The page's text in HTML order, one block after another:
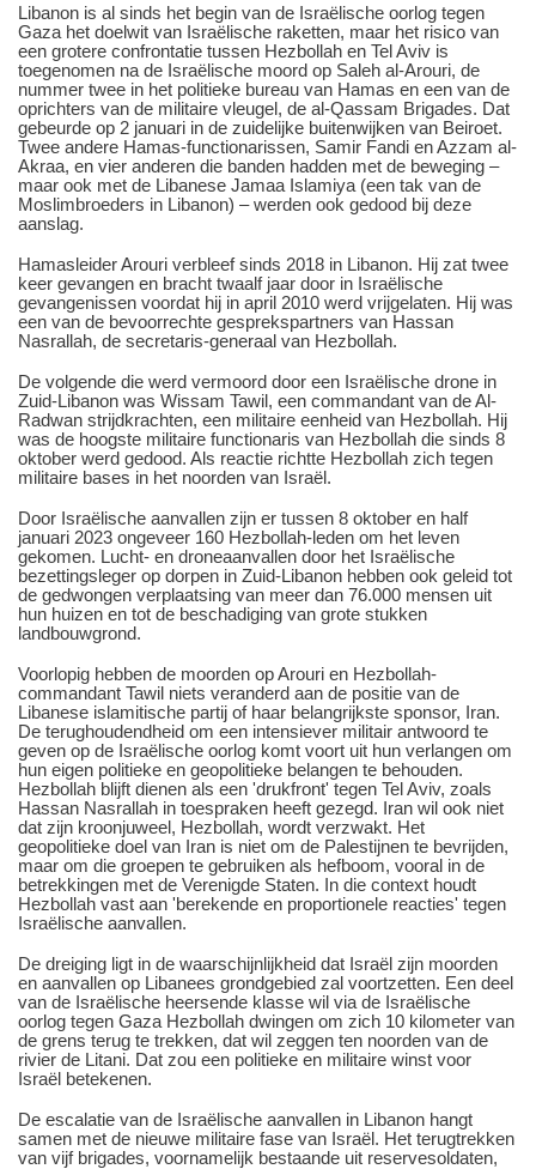
Libanon is al sinds het begin van de Israëlische oorlog tegen
Gaza het doelwit van Israëlische raketten, maar het risico van
een grotere confrontatie tussen Hezbollah en Tel Aviv is
toegenomen na de Israëlische moord op Saleh al-Arouri, de
nummer twee in het politieke bureau van Hamas en een van de
oprichters van de militaire vleugel, de al-Qassam Brigades. Dat
gebeurde op 2 januari in de zuidelijke buitenwijken van Beiroet.
Twee andere Hamas-functionarissen, Samir Fandi en Azzam al-
Akraa, en vier anderen die banden hadden met de beweging ‒
maar ook met de Libanese Jamaa Islamiya (een tak van de
Moslimbroeders in Libanon) ‒ werden ook gedood bij deze
aanslag.
Hamasleider Arouri verbleef sinds 2018 in Libanon. Hij zat twee
keer gevangen en bracht twaalf jaar door in Israëlische
gevangenissen voordat hij in april 2010 werd vrijgelaten. Hij was
een van de bevoorrechte gesprekspartners van Hassan
Nasrallah, de secretaris-generaal van Hezbollah.
De volgende die werd vermoord door een Israëlische drone in
Zuid-Libanon was Wissam Tawil, een commandant van de Al-
Radwan strijdkrachten, een militaire eenheid van Hezbollah. Hij
was de hoogste militaire functionaris van Hezbollah die sinds 8
oktober werd gedood. Als reactie richtte Hezbollah zich tegen
militaire bases in het noorden van Israël.
Door Israëlische aanvallen zijn er tussen 8 oktober en half
januari 2023 ongeveer 160 Hezbollah-leden om het leven
gekomen. Lucht- en droneaanvallen door het Israëlische
bezettingsleger op dorpen in Zuid-Libanon hebben ook geleid tot
de gedwongen verplaatsing van meer dan 76.000 mensen uit
hun huizen en tot de beschadiging van grote stukken
landbouwgrond.
Voorlopig hebben de moorden op Arouri en Hezbollah-
commandant Tawil niets veranderd aan de positie van de
Libanese islamitische partij of haar belangrijkste sponsor, Iran.
De terughoudendheid om een intensiever militair antwoord te
geven op de Israëlische oorlog komt voort uit hun verlangen om
hun eigen politieke en geopolitieke belangen te behouden.
Hezbollah blijft dienen als een 'drukfront' tegen Tel Aviv, zoals
Hassan Nasrallah in toespraken heeft gezegd. Iran wil ook niet
dat zijn kroonjuweel, Hezbollah, wordt verzwakt. Het
geopolitieke doel van Iran is niet om de Palestijnen te bevrijden,
maar om die groepen te gebruiken als hefboom, vooral in de
betrekkingen met de Verenigde Staten. In die context houdt
Hezbollah vast aan 'berekende en proportionele reacties' tegen
Israëlische aanvallen.
De dreiging ligt in de waarschijnlijkheid dat Israël zijn moorden
en aanvallen op Libanees grondgebied zal voortzetten. Een deel
van de Israëlische heersende klasse wil via de Israëlische
oorlog tegen Gaza Hezbollah dwingen om zich 10 kilometer van
de grens terug te trekken, dat wil zeggen ten noorden van de
rivier de Litani. Dat zou een politieke en militaire winst voor
Israël betekenen.
De escalatie van de Israëlische aanvallen in Libanon hangt
samen met de nieuwe militaire fase van Israël. Het terugtrekken
van vijf brigades, voornamelijk bestaande uit reservesoldaten,